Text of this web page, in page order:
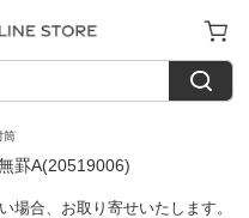
筒
罫A(20519006)
場合、お取り寄せいたします。